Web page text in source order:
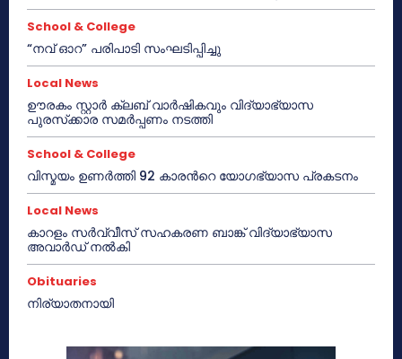
School & College
“നവ് ഓറ” പരിപാടി സംഘടിപ്പിച്ചു
Local News
ഊരകം സ്റ്റാർ ക്ലബ് വാർഷികവും വിദ്യാഭ്യാസ
പുരസ്‌ക്കാര സമർപ്പണം നടത്തി
School & College
വിസ്മയം ഉണർത്തി 92 കാരൻറെ യോഗഭ്യാസ പ്രകടനം
Local News
കാറളം സർവ്വീസ് സഹകരണ ബാങ്ക് വിദ്യാഭ്യാസ
അവാർഡ് നൽകി
Obituaries
നിര്യാതനായി